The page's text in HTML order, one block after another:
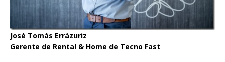
José Tomás Errázuriz
Gerente de Rental & Home de Tecno Fast